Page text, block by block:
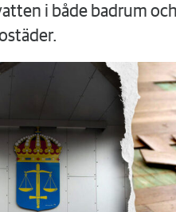
i både badrum